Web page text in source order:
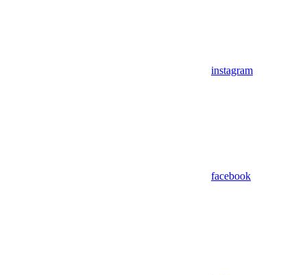
instagram
facebook